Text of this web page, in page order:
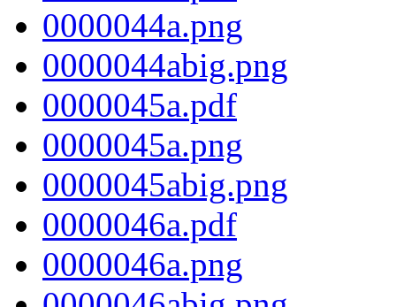
0000044a.png
0000044abig.png
0000045a.pdf
0000045a.png
0000045abig.png
0000046a.pdf
0000046a.png